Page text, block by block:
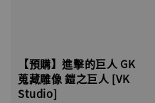
【預購】進擊的巨人 GK
蒐藏雕像 鎧之巨人 [VK
Studio]